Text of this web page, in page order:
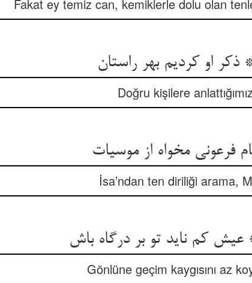
Fakat ey temiz can, kemiklerle dolu olan
او کردیم بهر راستان‏
Doğru kişilere
مخواه از موسی‏ات‏
İsa’ndan ten diriliği arama,
کم ناید تو بر درگاه باش‏
Gönlüne geçim kaygısını az